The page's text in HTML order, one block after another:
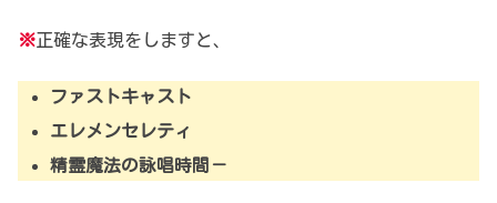
※正確な表現をしますと、
ファストキャスト
エレメンセレティ
精霊魔法の詠唱時間－